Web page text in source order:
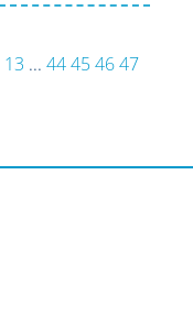
13 ... 44454647